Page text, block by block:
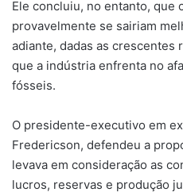
Ele concluiu, no entanto, que
provavelmente se sairiam
adiante, dadas as crescentes
que a indústria enfrenta no
fósseis.
O presidente-executivo em
Fredericson, defendeu a
levava em consideração as
lucros, reservas e produção